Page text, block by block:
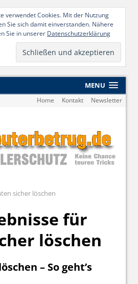
verwendet Cookies. Mit der Nutzung
Sie sich damit einverstanden. Nähere
Sie in unserer Datenschutzerklärung
MENU
Home Kontakt Newsletter
sicher löschen
für
löschen
– So geht’s